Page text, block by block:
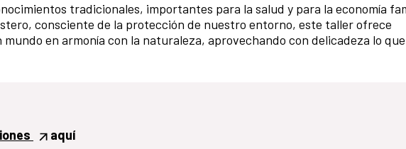
tradicionales, importantes para la salud y para la economía
consciente de la protección de nuestro entorno, este taller ofrece
en armonía con la naturaleza, aprovechando con delicadeza lo
aquí